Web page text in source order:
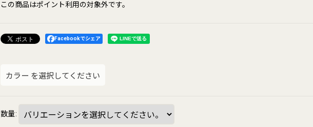
この商品はポイント利用の対象外です。
Facebookでシェア
カラー を選択してください
数量: